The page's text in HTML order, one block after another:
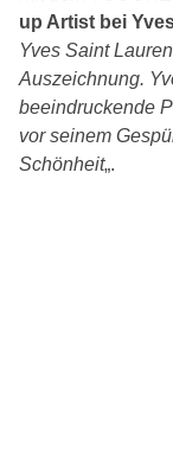
up Artist bei
Yves Saint
Auszeichnung.
beeindruckende
vor seinem
Schönheit„.